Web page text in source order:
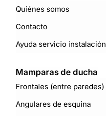
Quiénes somos
Contacto
Ayuda servicio instalación
Mamparas de ducha
Frontales (entre paredes)
Angulares de esquina